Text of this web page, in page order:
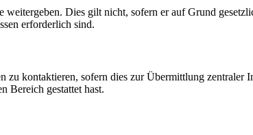
Dies gilt nicht, sofern er auf Grund
erforderlich sind.
zu kontaktieren, sofern dies zur Übermittlung
Bereich gestattet hast.